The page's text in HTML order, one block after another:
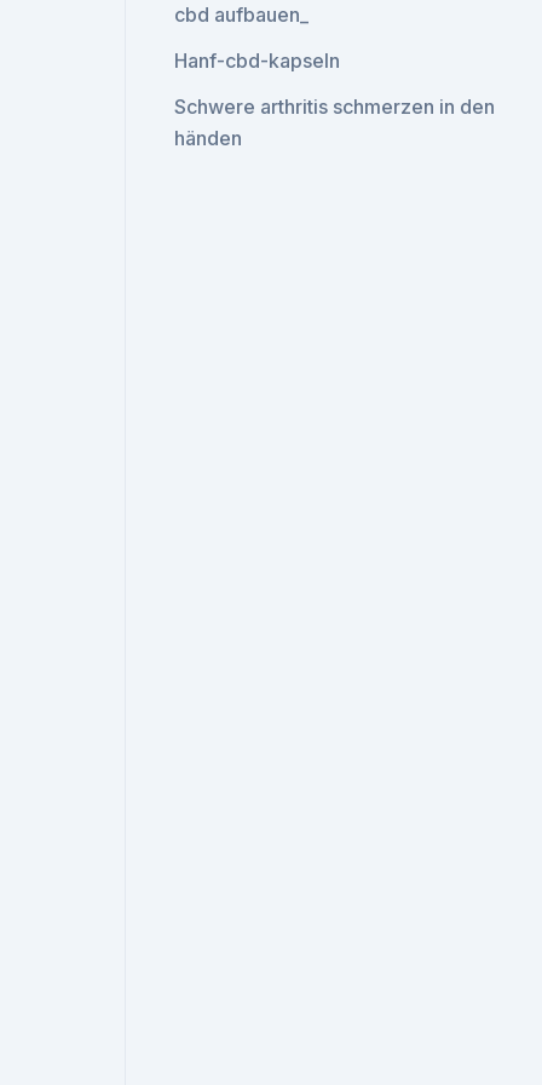
cbd aufbauen_
Hanf-cbd-kapseln
Schwere arthritis schmerzen in den
händen